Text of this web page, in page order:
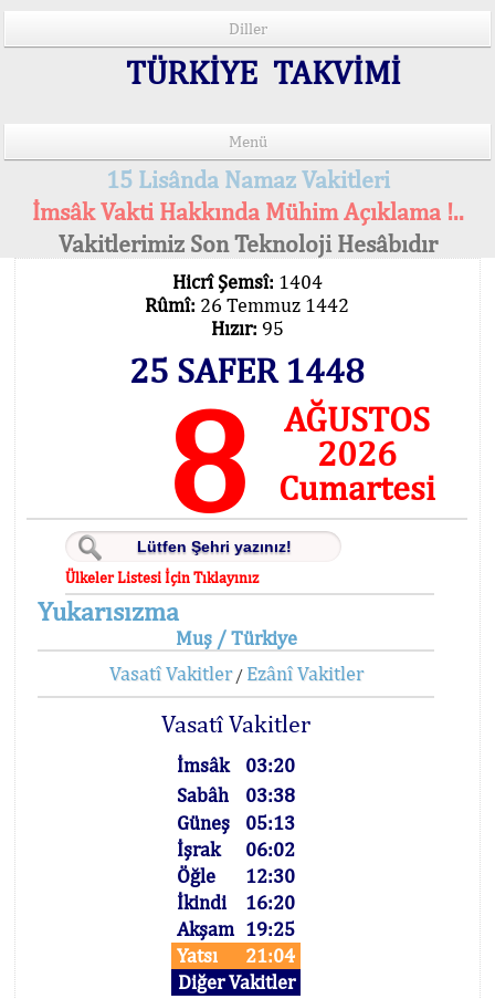
Diller
TÜRKİYE TAKVİMİ
Menü
15 Lisânda Namaz Vakitleri
İmsâk Vakti Hakkında Mühim Açıklama !..
Vakitlerimiz Son Teknoloji Hesâbıdır
Hicrî Şemsî: 1404
Rûmî: 26 Temmuz 1442
Hızır: 95
25 SAFER 1448
8
AĞUSTOS
2026
Cumartesi
Ülkeler Listesi İçin Tıklayınız
Yukarısızma
Muş / Türkiye
Vasatî Vakitler/ Ezânî Vakitler
Vasatî Vakitler
İmsâk
03:20
Sabâh
03:38
Güneş
05:13
İşrak
06:02
Öğle
12:30
İkindi
16:20
Akşam 19:25
Yatsı
21:04
Diğer Vakitler